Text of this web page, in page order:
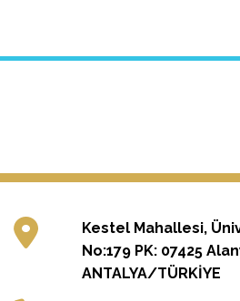
Kestel Mahallesi,
No:179 PK: 07425
ANTALYA/TÜRKİYE